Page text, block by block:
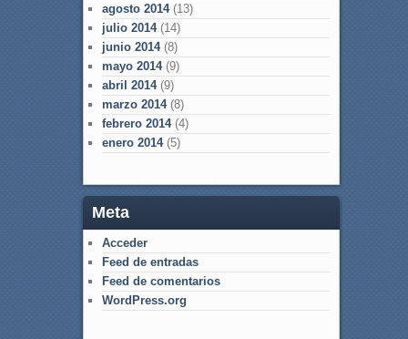
agosto 2014(13)
julio 2014(14)
junio 2014(8)
mayo 2014(9)
abril 2014(9)
marzo 2014(8)
febrero 2014(4)
enero 2014(5)
Meta
Acceder
Feed de entradas
Feed de comentarios
WordPress.org